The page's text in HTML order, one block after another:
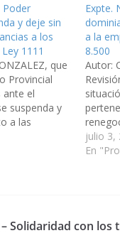
Poder
y deje sin
a los
1111
que
Provincial
ante el
suspenda y
a las
19,…
Expte.
a la
8.500
Autor:
por
julio 3,
En
Solidaridad con